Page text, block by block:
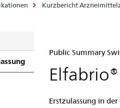
Kurzbericht
Public
Summary
Public Summary
Erstzulassung in